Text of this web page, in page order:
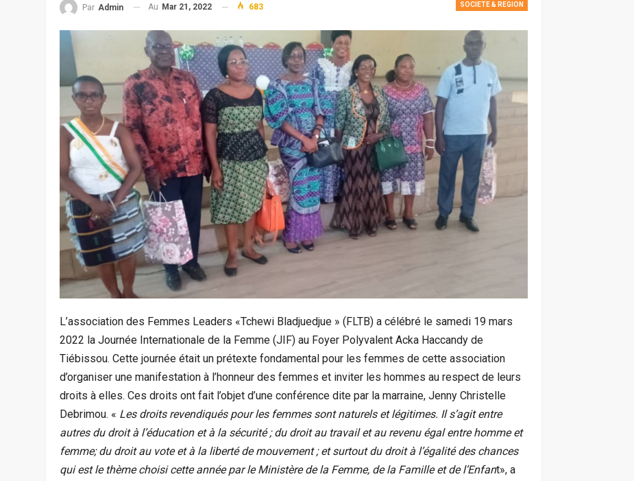
SOCIETE & REGION
Par Admin Au Mar 21, 2022 683
L’association des Femmes Leaders «Tchewi Bladjuedjue » (FLTB) a célébré le samedi 19 mars
2022 la Journée Internationale de la Femme (JIF) au Foyer Polyvalent Acka Haccandy de
Tiébissou. Cette journée était un prétexte fondamental pour les femmes de cette association
d’organiser une manifestation à l’honneur des femmes et inviter les hommes au respect de leurs
droits à elles. Ces droits ont fait l’objet d’une conférence dite par la marraine, Jenny Christelle
Debrimou. « Les droits revendiqués pour les femmes sont naturels et légitimes. Il s’agit entre
autres du droit à l’éducation et à la sécurité ; du droit au travail et au revenu égal entre homme et
femme; du droit au vote et à la liberté de mouvement ; et surtout du droit à l’égalité des chances
qui est le thème choisi cette année par le Ministère de la Femme, de la Famille et de l’Enfant», a